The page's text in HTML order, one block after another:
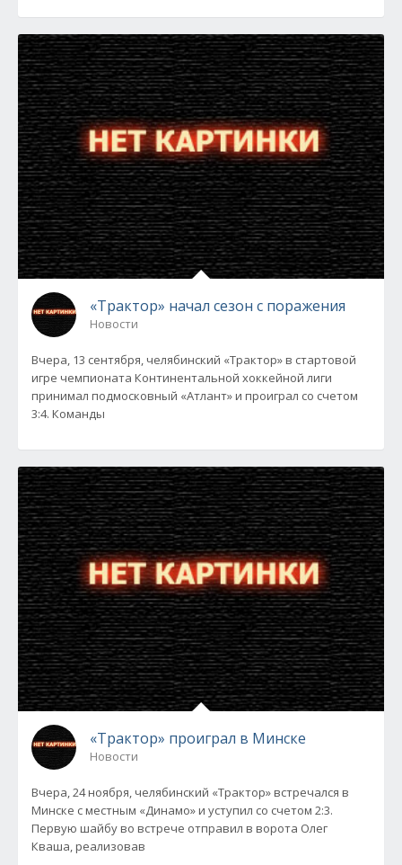
«Трактор» начал сезон с поражения
Новости
Вчера, 13 сентября, челябинский «Трактор» в стартовой
игре чемпионата Континентальной хоккейной лиги
принимал подмосковный «Атлант» и проиграл со счетом
3:4. Команды
«Трактор» проиграл в Минске
Новости
Вчера, 24 ноября, челябинский «Трактор» встречался в
Минске с местным «Динамо» и уступил со счетом 2:3.
Первую шайбу во встрече отправил в ворота Олег
Кваша, реализовав